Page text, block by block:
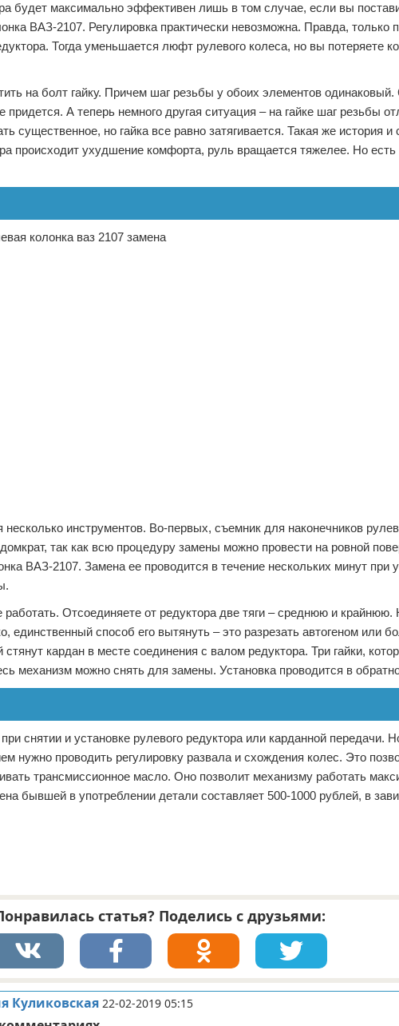
будет максимально эффективен лишь в том случае, если вы
ВАЗ-2107. Регулировка практически невозможна. Правда, только
Тогда уменьшается люфт рулевого колеса, но вы потеряете
на болт гайку. Причем шаг резьбы у обоих элементов одинаковый.
А теперь немного другая ситуация – на гайке шаг резьбы
существенное, но гайка все равно затягивается. Такая же история
происходит ухудшение комфорта, руль вращается тяжелее. Но
инструментов. Во-первых, съемник для наконечников
так как всю процедуру замены можно провести на ровной
ВАЗ-2107. Замена ее проводится в течение нескольких минут при
Отсоединяете от редуктора две тяги – среднюю и крайнюю.
единственный способ его вытянуть – это разрезать автогеном или
стянут кардан в месте соединения с валом редуктора. Три гайки,
механизм можно снять для замены. Установка проводится в
снятии и установке рулевого редуктора или карданной передачи.
нужно проводить регулировку развала и схождения колес. Это
трансмиссионное масло. Оно позволит механизму работать
бывшей в употреблении детали составляет 500-1000 рублей, в
статья? Поделись с друзьями:
Куликовская 22-02-2019 05:15